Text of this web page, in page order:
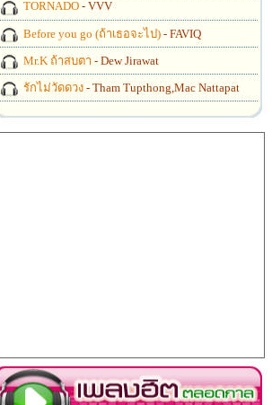
TORNADO - VVV
Before you go (ถ้าเธอจะไป) - FAVIQ
Mr.K ถ้าสบตา - Dew Jirawat
รักไม่วัดดวง - Tham Tupthong,Mac Nattapat